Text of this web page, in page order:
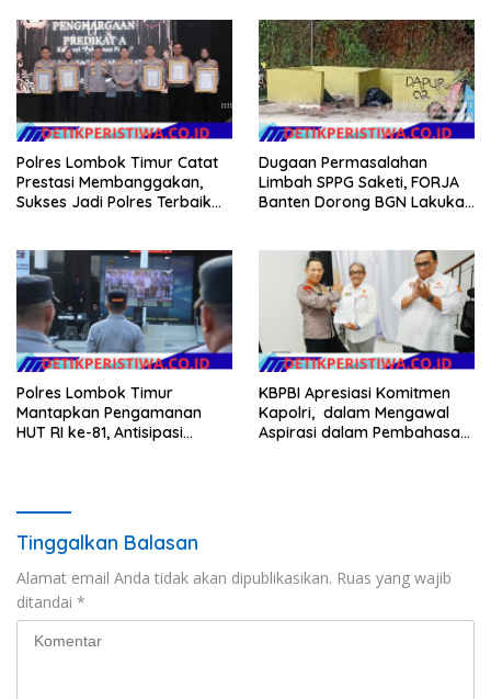
Hilang 3 Bulan Bawa
Anggaran Pembangunan
Polres Lombok Timur Catat
Prestasi Membanggakan,
Sukses Jadi Polres Terbaik
Dugaan Permasalahan
Limbah SPPG Saketi, FORJA
Banten Dorong BGN Lakukan
Polres Lombok Timur
Mantapkan Pengamanan
HUT RI ke-81, Antisipasi
KBPBI Apresiasi Komitmen
Kapolri, dalam Mengawal
Aspirasi dalam Pembahasan
Tinggalkan Balasan
Alamat email Anda tidak akan dipublikasikan. Ruas yang wajib
ditandai *